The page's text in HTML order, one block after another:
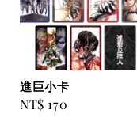
進巨小卡
Regular
NT$ 170